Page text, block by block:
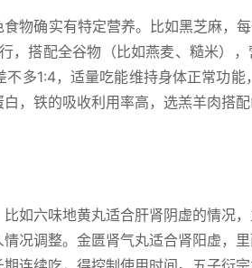
物确实有特定营养。比如黑芝麻，
，搭配全谷物（比如燕麦、糙米）
多1:4，适量吃能维持身体正常功
，铁的吸收利用率高，选羔羊肉搭
如六味地黄丸适合肝肾阴虚的情况
况调整。金匮肾气丸适合肾阳虚，